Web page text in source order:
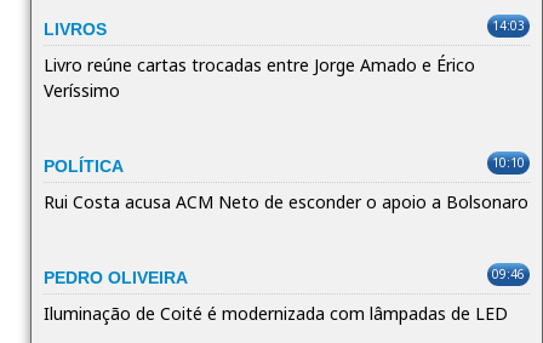
LIVROS 14:03
Livro reúne cartas trocadas entre Jorge Amado e Érico
Veríssimo
POLÍTICA 10:10
Rui Costa acusa ACM Neto de esconder o apoio a Bolsonaro
PEDRO OLIVEIRA 09:46
Iluminação de Coité é modernizada com lâmpadas de LED